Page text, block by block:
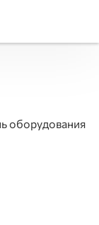
оборудования